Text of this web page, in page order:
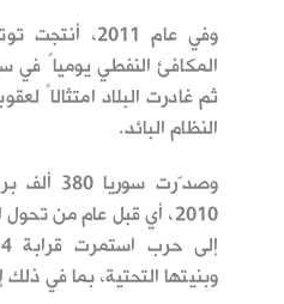
وفي عام 2011، أنتجت توتال إنرجيز 53 ألف
المكافئ النفطي يومياً في
ثم غادرت البلاد امتثالاً
النظام البائد.
وصدّرت
2010، أي قبل عام من تحول
وبنيتها التحتية، ‌بمافي ذلك